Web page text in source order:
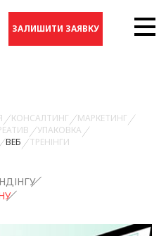
ЗАЛИШИТИ ЗАЯВКУ
КОНСАЛТИНГ
МАРКЕТИНГ
УПАКОВКА
ВЕБ ТРЕНІНГИ